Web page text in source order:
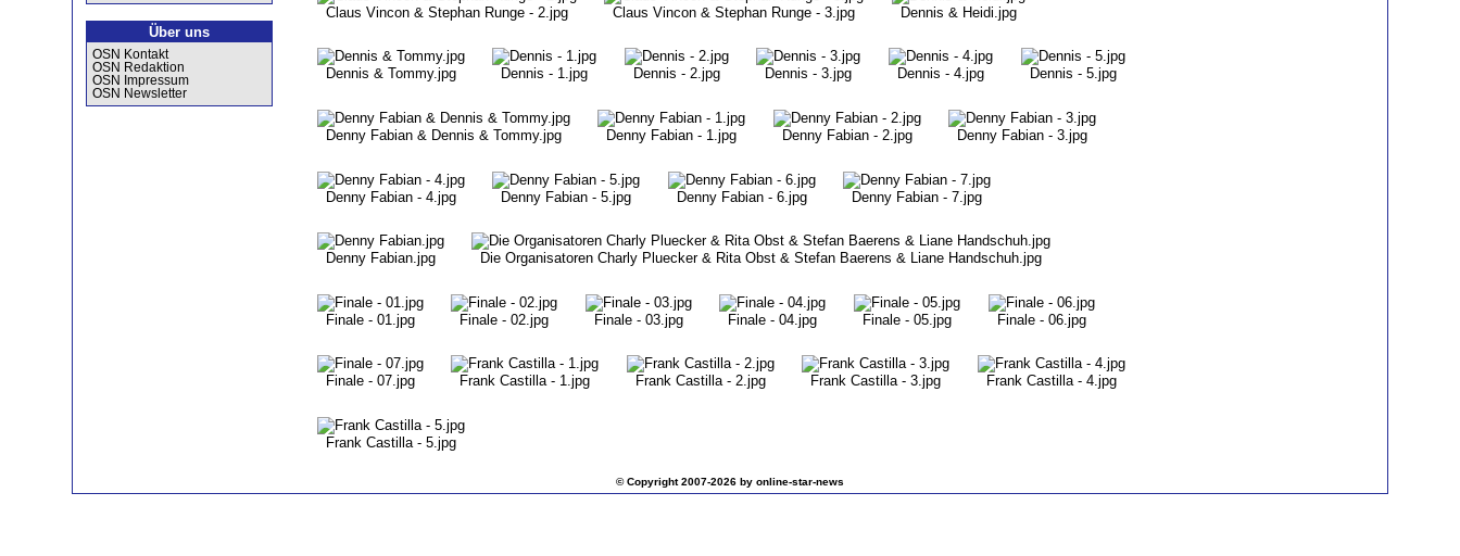
Über uns
OSN Kontakt
OSN Redaktion
OSN Impressum
OSN Newsletter
Claus Vincon & Stephan Runge - 2.jpg Claus Vincon & Stephan Runge - 3.jpg Dennis & Heidi.jpg
Dennis & Tommy.jpg Dennis - 1.jpg Dennis - 2.jpg Dennis - 3.jpg Dennis - 4.jpg Dennis - 5.jpg
Denny Fabian & Dennis & Tommy.jpg Denny Fabian - 1.jpg Denny Fabian - 2.jpg Denny Fabian - 3.jpg
Denny Fabian - 4.jpg Denny Fabian - 5.jpg Denny Fabian - 6.jpg Denny Fabian - 7.jpg
Denny Fabian.jpg Die Organisatoren Charly Pluecker & Rita Obst & Stefan Baerens & Liane Handschuh.jpg
Finale - 01.jpg Finale - 02.jpg Finale - 03.jpg Finale - 04.jpg Finale - 05.jpg Finale - 06.jpg
Finale - 07.jpg Frank Castilla - 1.jpg Frank Castilla - 2.jpg Frank Castilla - 3.jpg Frank Castilla - 4.jpg
Frank Castilla - 5.jpg
© Copyright 2007-2026 by online-star-news